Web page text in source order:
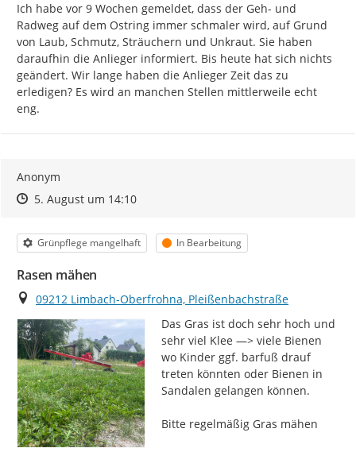
Ich habe vor 9 Wochen gemeldet, dass der Geh- und
Radweg auf dem Ostring immer schmaler wird, auf Grund
von Laub, Schmutz, Sträuchern und Unkraut. Sie haben
daraufhin die Anlieger informiert. Bis heute hat sich nichts
geändert. Wir lange haben die Anlieger Zeit das zu
erledigen? Es wird an manchen Stellen mittlerweile echt
eng.
Anonym
Zeitpunkt des Erstellens
Zeitpunkt des Erstellens
5. August um 14:10Zur Äußerung
Kategorie
Grünpflege mangelhaft Status
In Bearbeitung
Rasen mähen
Ort
09212 Limbach-Oberfrohna, Pleißenbachstraße
Das Gras ist doch sehr hoch und
sehr viel Klee —> viele Bienen
wo Kinder ggf. barfuß drauf
treten könnten oder Bienen in
Sandalen gelangen können.
Bitte regelmäßig Gras mähen